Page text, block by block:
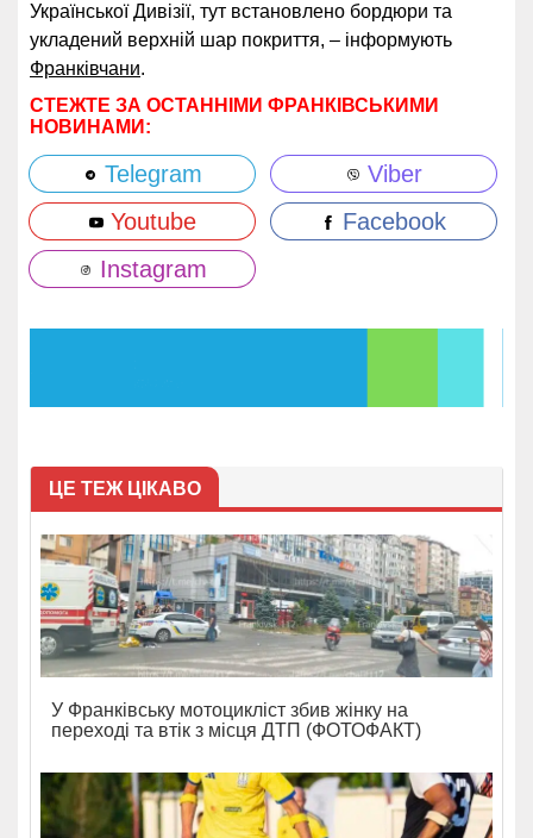
Української Дивізії, тут встановлено бордюри та
укладений верхній шар покриття, – інформують
Франківчани.
СТЕЖТЕ ЗА ОСТАННІМИ ФРАНКІВСЬКИМИ
НОВИНАМИ:
Telegram
Viber
Youtube
Facebook
Instagram
ЦЕ ТЕЖ ЦІКАВО
У Франківську мотоцикліст збив жінку на
переході та втік з місця ДТП (ФОТОФАКТ)